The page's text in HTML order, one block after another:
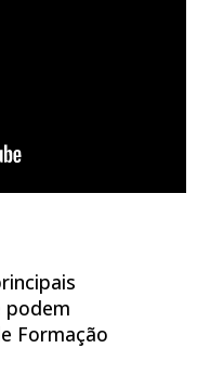
podem
Formação